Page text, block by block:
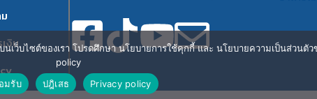
งินว็บไซต์ของเรา โปรดศึกษา นโยบายการใช้คุกกี้ และ นโยบายความเป็นส่วนตั
policy
มรับ
ปฎิเสธ Privacy policy